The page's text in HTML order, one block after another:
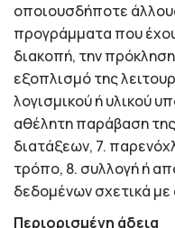
οποιουσδήποτε
προγράμματα που
διακοπή, την
εξοπλισμό της
λογισμικού ή υλικού
αθέλητη παράβαση
διατάξεων, 7.
τρόπο, 8. συλλογή ή
δεδομένων σχετικά
Περιορισμένη άδεια